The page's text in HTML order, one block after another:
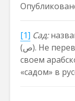
[1] Сад:
(ص). Не переводится, а так и употребляется в
своем
«садом» в